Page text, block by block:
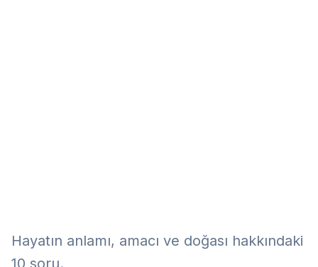
Hayatın anlamı, amacı ve doğası hakkındaki
10 soru.